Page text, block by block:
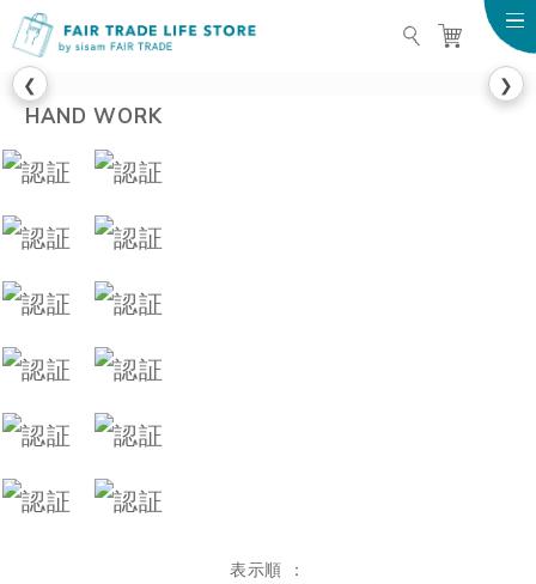
FAIR TRADE LIFE
❮ ❯
HAND WORK
表示順